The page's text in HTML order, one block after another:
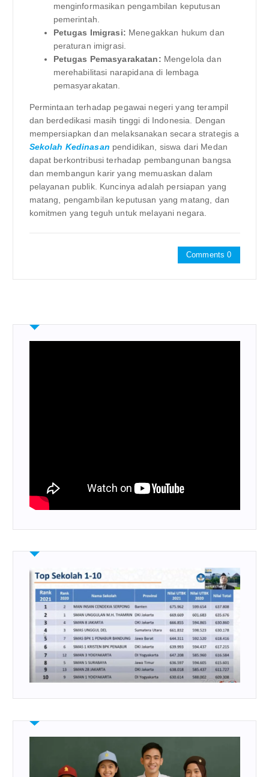
menginformasikan pengambilan keputusan
pemerintah.
Petugas Imigrasi: Menegakkan hukum dan
peraturan imigrasi.
Petugas Pemasyarakatan: Mengelola dan
merehabilitasi narapidana di lembaga
pemasyarakatan.
Permintaan terhadap pegawai negeri yang terampil
dan berdedikasi masih tinggi di Indonesia. Dengan
mempersiapkan dan melaksanakan secara strategis a
Sekolah Kedinasan pendidikan, siswa dari Medan
dapat berkontribusi terhadap pembangunan bangsa
dan membangun karir yang memuaskan dalam
pelayanan publik. Kuncinya adalah persiapan yang
matang, pengambilan keputusan yang matang, dan
komitmen yang teguh untuk melayani negara.
Comments 0